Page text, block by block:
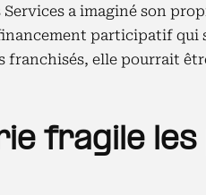
a imaginé son
participatif qui
franchisés, elle pourrait
fragile